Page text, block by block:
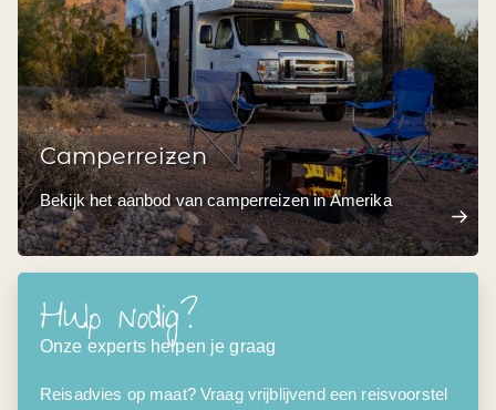
Camperreizen
Bekijk het aanbod van camperreizen in Amerika
Hulp nodig?
Onze experts helpen je graag
Reisadvies op maat? Vraag vrijblijvend een reisvoorstel